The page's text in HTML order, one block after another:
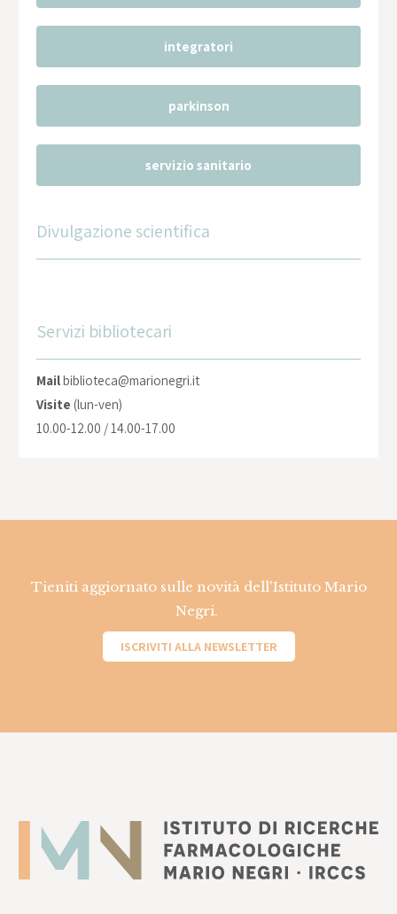
integratori
parkinson
servizio sanitario
Divulgazione scientifica
Servizi bibliotecari
Mailbiblioteca@marionegri.it
Visite (lun-ven)
10.00-12.00 / 14.00-17.00
Tieniti aggiornato sulle novità dell'Istituto Mario
Negri.
ISCRIVITI ALLA NEWSLETTER